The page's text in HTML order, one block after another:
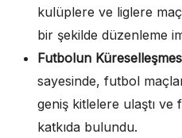
kulüplere ve liglere
bir şekilde düzenleme
Futbolun
sayesinde, futbol
geniş kitlelere ulaştı
katkıda bulundu.